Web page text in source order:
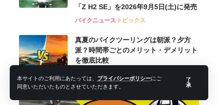
本サイトのご利用にあたっては、 プライバシーポリシーにご
同意いただいたものとさせていただきます。
了
承
「Z H2 SE」を2026年9月5日(土)に発売
バイクニューストピックス
真夏のバイクツーリングは朝派？夕方
派？時間帯ごとのメリット・デメリット
を徹底比較
ツーリング